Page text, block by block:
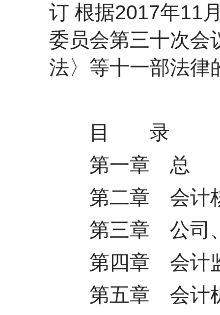
订 根据2017年11
委员会第三十次会
法〉等十一部法律
目 录
第一章 总
第二章 会计
第三章 公司、
第四章 会计
第五章 会计机